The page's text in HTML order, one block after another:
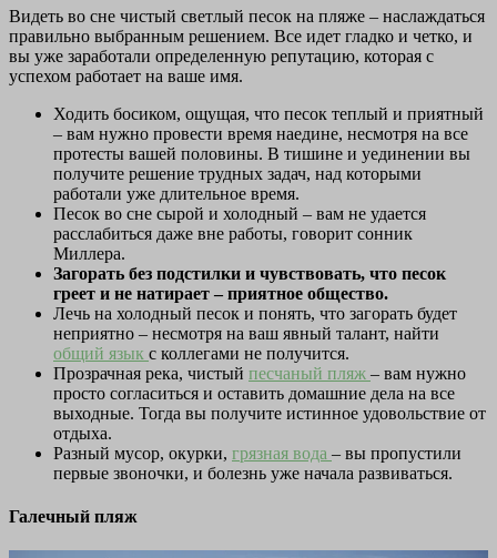
Видеть во сне чистый светлый песок на пляже – наслаждаться
правильно выбранным решением. Все идет гладко и четко, и
вы уже заработали определенную репутацию, которая с
успехом работает на ваше имя.
Ходить босиком, ощущая, что песок теплый и приятный
– вам нужно провести время наедине, несмотря на все
протесты вашей половины. В тишине и уединении вы
получите решение трудных задач, над которыми
работали уже длительное время.
Песок во сне сырой и холодный – вам не удается
расслабиться даже вне работы, говорит сонник
Миллера.
Загорать без подстилки и чувствовать, что песок
греет и не натирает – приятное общество.
Лечь на холодный песок и понять, что загорать будет
неприятно – несмотря на ваш явный талант, найти
общий язык с коллегами не получится.
Прозрачная река, чистый песчаный пляж – вам нужно
просто согласиться и оставить домашние дела на все
выходные. Тогда вы получите истинное удовольствие от
отдыха.
Разный мусор, окурки, грязная вода – вы пропустили
первые звоночки, и болезнь уже начала развиваться.
Галечный пляж